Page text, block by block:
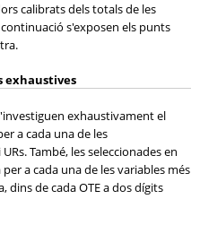
calibrats dels totals de les
s'exposen els punts
exhaustives
exhaustivament el
a cada una de les
També, les seleccionades en
a cada una de les variables més
de cada OTE a dos dígits